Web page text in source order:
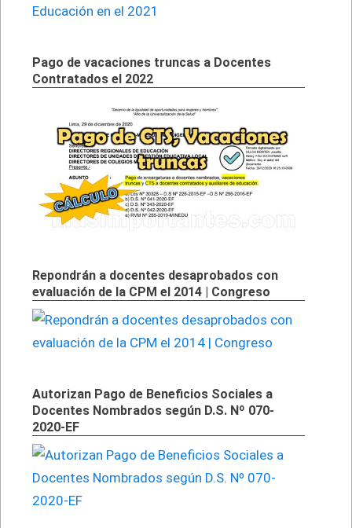
Pago de vacaciones truncas a Docentes
Contratados el 2022
Repondrán a docentes desaprobados con
evaluación de la CPM el 2014 | Congreso
Autorizan Pago de Beneficios Sociales a
Docentes Nombrados según D.S. Nº 070-
2020-EF